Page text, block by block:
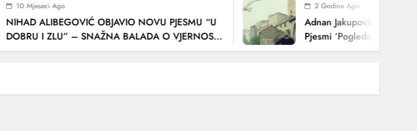
MALIŠANE NA DOBRE NAVIKE
10 Mjeseci Ago
NIHAD ALIBEGOVIĆ OBJAVIO NOVU PJESMU “U
DOBRU I ZLU” – SNAŽNA BALADA O VJERNOSTI,
LJUBAVI I VREMENU KOJE NAS MIJENJA
2 Godine Ago
Adnan Jakupović Donosi
Pjesmi ‘Pogledaj Me’